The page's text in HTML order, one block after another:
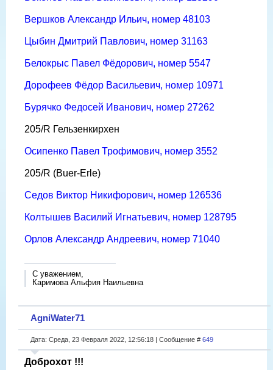
Вершков Александр Ильич, номер 48103
Цыбин Дмитрий Павлович, номер 31163
Белокрыс Павел Фёдорович, номер 5547
Дорофеев Фёдор Васильевич, номер 10971
Бурячко Федосей Иванович, номер 27262
205/R Гельзенкирхен
Осипенко Павел Трофимович, номер 3552
205/R (Buer-Erle)
Седов Виктор Никифорович, номер 126536
Колтышев Василий Игнатьевич, номер 128795
Орлов Александр Андреевич, номер 71040
С уважением,
Каримова Альфия Наильевна
AgniWater71
Дата: Среда, 23 Февраля 2022, 12:56:18 | Сообщение # 649
Доброхот !!!